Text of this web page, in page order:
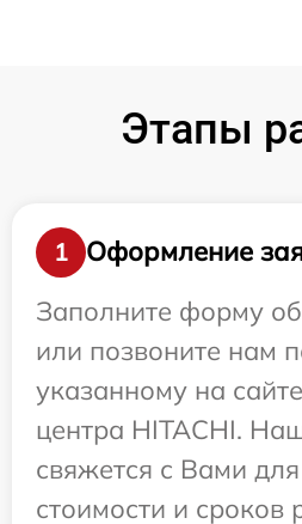
Этапы
1
Оформление
Заполните форму
или позвоните нам
указанному на
центра HITACHI.
свяжется с Вами
стоимости и сроков